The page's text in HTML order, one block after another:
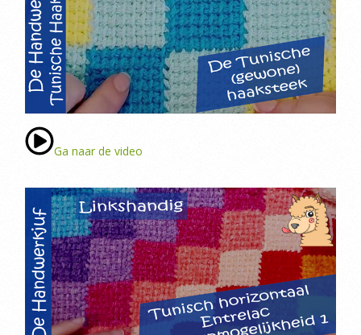
Ga naar de video